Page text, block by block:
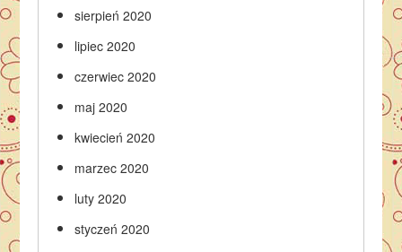
sierpień 2020
lipiec 2020
czerwiec 2020
maj 2020
kwiecień 2020
marzec 2020
luty 2020
styczeń 2020